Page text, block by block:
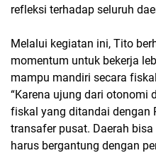
refleksi terhadap seluruh
Melalui kegiatan ini, Tito
momentum untuk bekerja
mampu mandiri secara
“Karena ujung dari otonomi
fiskal yang ditandai dengan
transafer pusat. Daerah
harus bergantung dengan